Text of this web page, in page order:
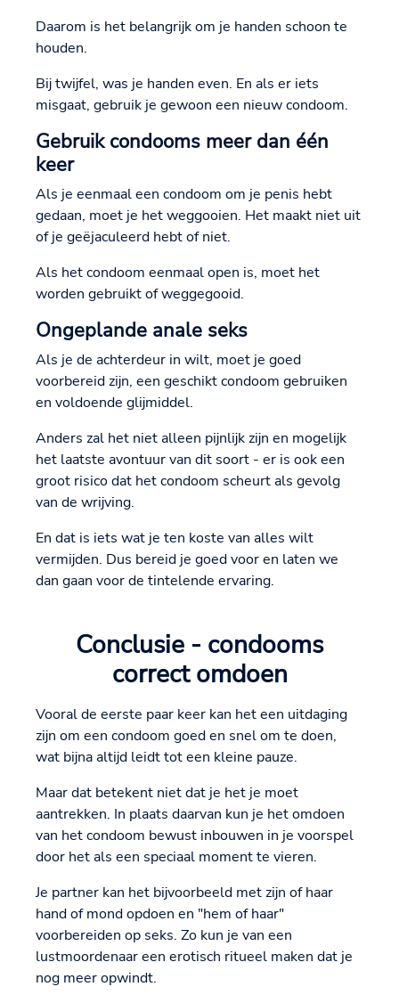
Daarom is het belangrijk om je handen schoon te
houden.
Bij twijfel, was je handen even. En als er iets
misgaat, gebruik je gewoon een nieuw condoom.
Gebruik condooms meer dan één
keer
Als je eenmaal een condoom om je penis hebt
gedaan, moet je het weggooien. Het maakt niet uit
of je geëjaculeerd hebt of niet.
Als het condoom eenmaal open is, moet het
worden gebruikt of weggegooid.
Ongeplande anale seks
Als je de achterdeur in wilt, moet je goed
voorbereid zijn, een geschikt condoom gebruiken
en voldoende glijmiddel.
Anders zal het niet alleen pijnlijk zijn en mogelijk
het laatste avontuur van dit soort - er is ook een
groot risico dat het condoom scheurt als gevolg
van de wrijving.
En dat is iets wat je ten koste van alles wilt
vermijden. Dus bereid je goed voor en laten we
dan gaan voor de tintelende ervaring.
Conclusie - condooms
correct omdoen
Vooral de eerste paar keer kan het een uitdaging
zijn om een condoom goed en snel om te doen,
wat bijna altijd leidt tot een kleine pauze.
Maar dat betekent niet dat je het je moet
aantrekken. In plaats daarvan kun je het omdoen
van het condoom bewust inbouwen in je voorspel
door het als een speciaal moment te vieren.
Je partner kan het bijvoorbeeld met zijn of haar
hand of mond opdoen en "hem of haar"
voorbereiden op seks. Zo kun je van een
lustmoordenaar een erotisch ritueel maken dat je
nog meer opwindt.